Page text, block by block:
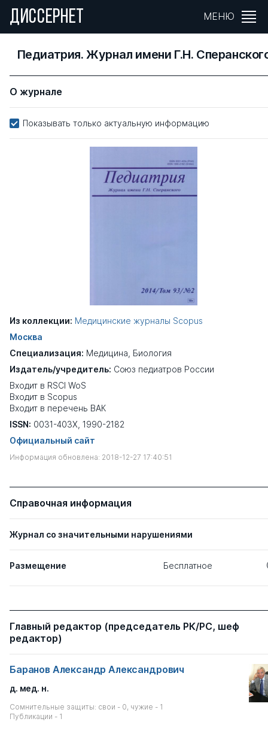
ДИССЕРНЕТ МЕНЮ
Педиатрия. Журнал имени Г.Н.
О журнале
Показывать только актуальную информацию
Из коллекции: Медицинские журналы Scopus
Москва
Специализация: Медицина Биология
Издатель/учредитель: Союз педиатров России
Входит в RSCI WoS
Входит в Scopus
Входит в перечень ВАК
ISSN: 0031-403X, 1990-2182
Официальный сайт
Информация обновлена: 2018-12-27 17:40:51
Справочная информация
Журнал со значительными нарушениями
Размещение Бесплатное
Главный редактор (председатель РК/РС, шеф
редактор)
Баранов Александр Александрович
д. мед. н.
Сомнительные защиты: свои - 0, чужие - 1
Публикации - 1